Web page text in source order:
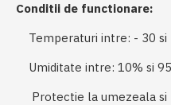
Conditii de functionare:
Temperaturi intre: - 30 si
Umiditate intre: 10% si
Protectie la umezeala si